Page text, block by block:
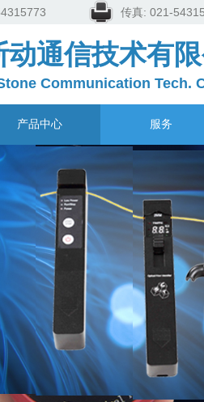
54315773 传真:
动通信技术有
Communication Tech.
产品中心 服务